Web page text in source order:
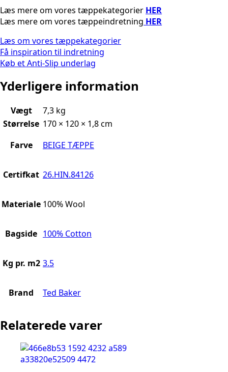
Læs mere om vores tæppekategorier HER
Læs mere om vores tæppeindretning HER
Læs om vores tæppekategorier
Få inspiration til indretning
Køb et Anti-Slip underlag
Yderligere information
Vægt
7,3 kg
Størrelse 170 × 120 × 1,8 cm
Farve
BEIGE TÆPPE
Certifkat 26.HIN.84126
Materiale 100% Wool
Bagside 100% Cotton
Kg pr. m2 3.5
Brand Ted Baker
Relaterede varer